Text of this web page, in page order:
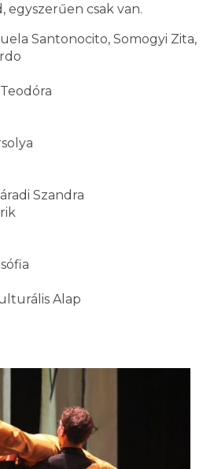
egyszerűen csak van.
Santonocito, Somogyi Zita,
Szandra
Alap